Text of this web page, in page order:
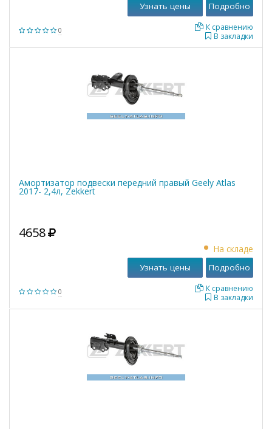
0
В закладки
К сравнению
Узнать цены Подробно
Амортизатор подвески передний правый Geely Atlas
2017- 2,4л, Zekkert
0
4658
На складе
В закладки
К сравнению
Узнать цены Подробно